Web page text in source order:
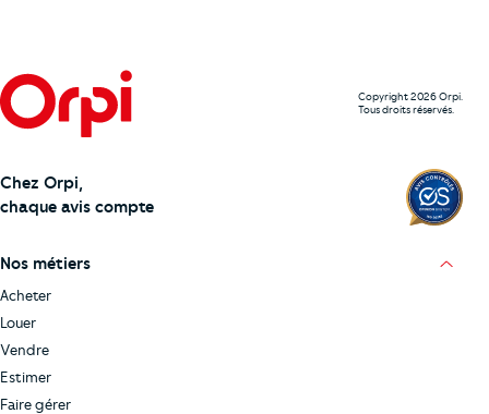
Copyright 2026 Orpi.
Tous droits réservés.
Chez Orpi,
chaque avis compte
Nos métiers
Acheter
Louer
Vendre
Estimer
Faire gérer